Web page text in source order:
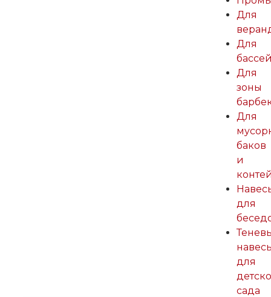
Для
Для
Для
зоны
Для
баков
и
для
для
сада